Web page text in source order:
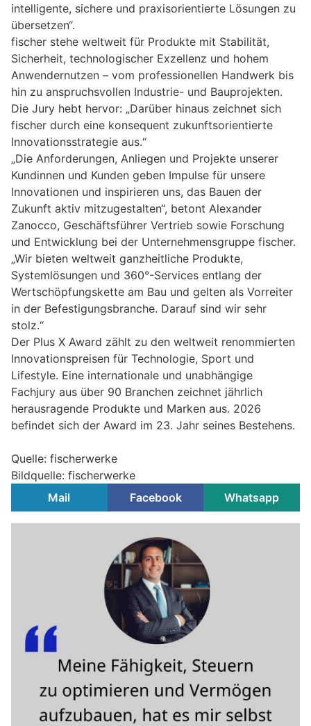
intelligente, sichere und praxisorientierte Lösungen zu
übersetzen“.
fischer stehe weltweit für Produkte mit Stabilität,
Sicherheit, technologischer Exzellenz und hohem
Anwendernutzen – vom professionellen Handwerk bis
hin zu anspruchsvollen Industrie- und Bauprojekten.
Die Jury hebt hervor: „Darüber hinaus zeichnet sich
fischer durch eine konsequent zukunftsorientierte
Innovationsstrategie aus.“
„Die Anforderungen, Anliegen und Projekte unserer
Kundinnen und Kunden geben Impulse für unsere
Innovationen und inspirieren uns, das Bauen der
Zukunft aktiv mitzugestalten“, betont Alexander
Zanocco, Geschäftsführer Vertrieb sowie Forschung
und Entwicklung bei der Unternehmensgruppe fischer.
„Wir bieten weltweit ganzheitliche Produkte,
Systemlösungen und 360°-Services entlang der
Wertschöpfungskette am Bau und gelten als Vorreiter
in der Befestigungsbranche. Darauf sind wir sehr
stolz.“
Der Plus X Award zählt zu den weltweit renommierten
Innovationspreisen für Technologie, Sport und
Lifestyle. Eine internationale und unabhängige
Fachjury aus über 90 Branchen zeichnet jährlich
herausragende Produkte und Marken aus. 2026
befindet sich der Award im 23. Jahr seines Bestehens.
Quelle: fischerwerke
Bildquelle: fischerwerke
Mail
Facebook Whatsapp